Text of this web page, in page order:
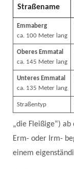
Straßename
Emmaberg
ca. 100 Meter lang
Oberes Emmatal
ca. 145 Meter lang
Unteres Emmatal
ca. 135 Meter lang
Straßentyp
„die Fleißige“)
Erm- oder Irm-
einem